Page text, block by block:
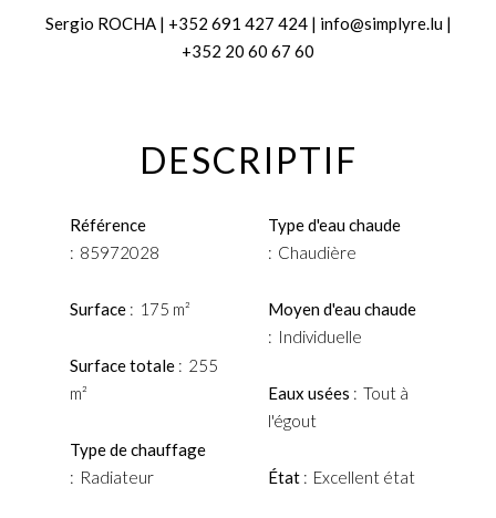
Sergio ROCHA | +352 691 427 424 | info@simplyre.lu |
+352 20 60 67 60
DESCRIPTIF
Référence
85972028
Surface 175 m²
Surface totale
255
m²
Type de chauffage
Radiateur
Type d'eau chaude
Chaudière
Moyen d'eau chaude
Individuelle
Eaux usées
Tout à
l'égout
État Excellent état